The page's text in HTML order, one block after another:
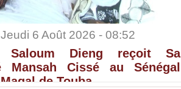
Jeudi 6 Août 2026 - 08:52
Saloum Dieng reçoit Sa
Mansah Cissé au Sénégal
de Touba.